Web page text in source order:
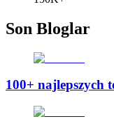
Son Bloglar
100+ najlepszych